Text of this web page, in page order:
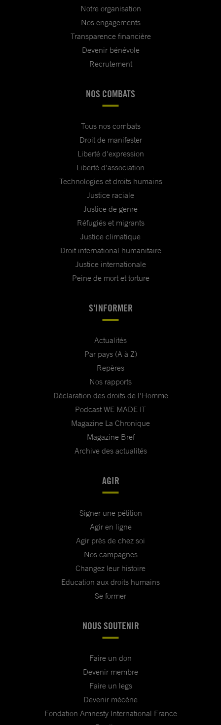
Notre organisation
Nos engagements
Transparence financière
Devenir bénévole
Recrutement
NOS COMBATS
Tous nos combats
Droit de manifester
Liberté d'expression
Liberté d'association
Technologies et droits humains
Justice raciale
Justice de genre
Réfugiés et migrants
Justice climatique
Droit international humanitaire
Justice internationale
Peine de mort et torture
S'INFORMER
Actualités
Par pays (A à Z)
Repères
Nos rapports
Déclaration des droits de l'Homme
Podcast WE MADE IT
Magazine La Chronique
Magazine Bref
Archive des actualités
AGIR
Signer une pétition
Agir en ligne
Agir près de chez soi
Nos campagnes
Changez leur histoire
Education aux droits humains
Se former
NOUS SOUTENIR
Faire un don
Devenir membre
Faire un legs
Devenir mécène
Fondation Amnesty International France